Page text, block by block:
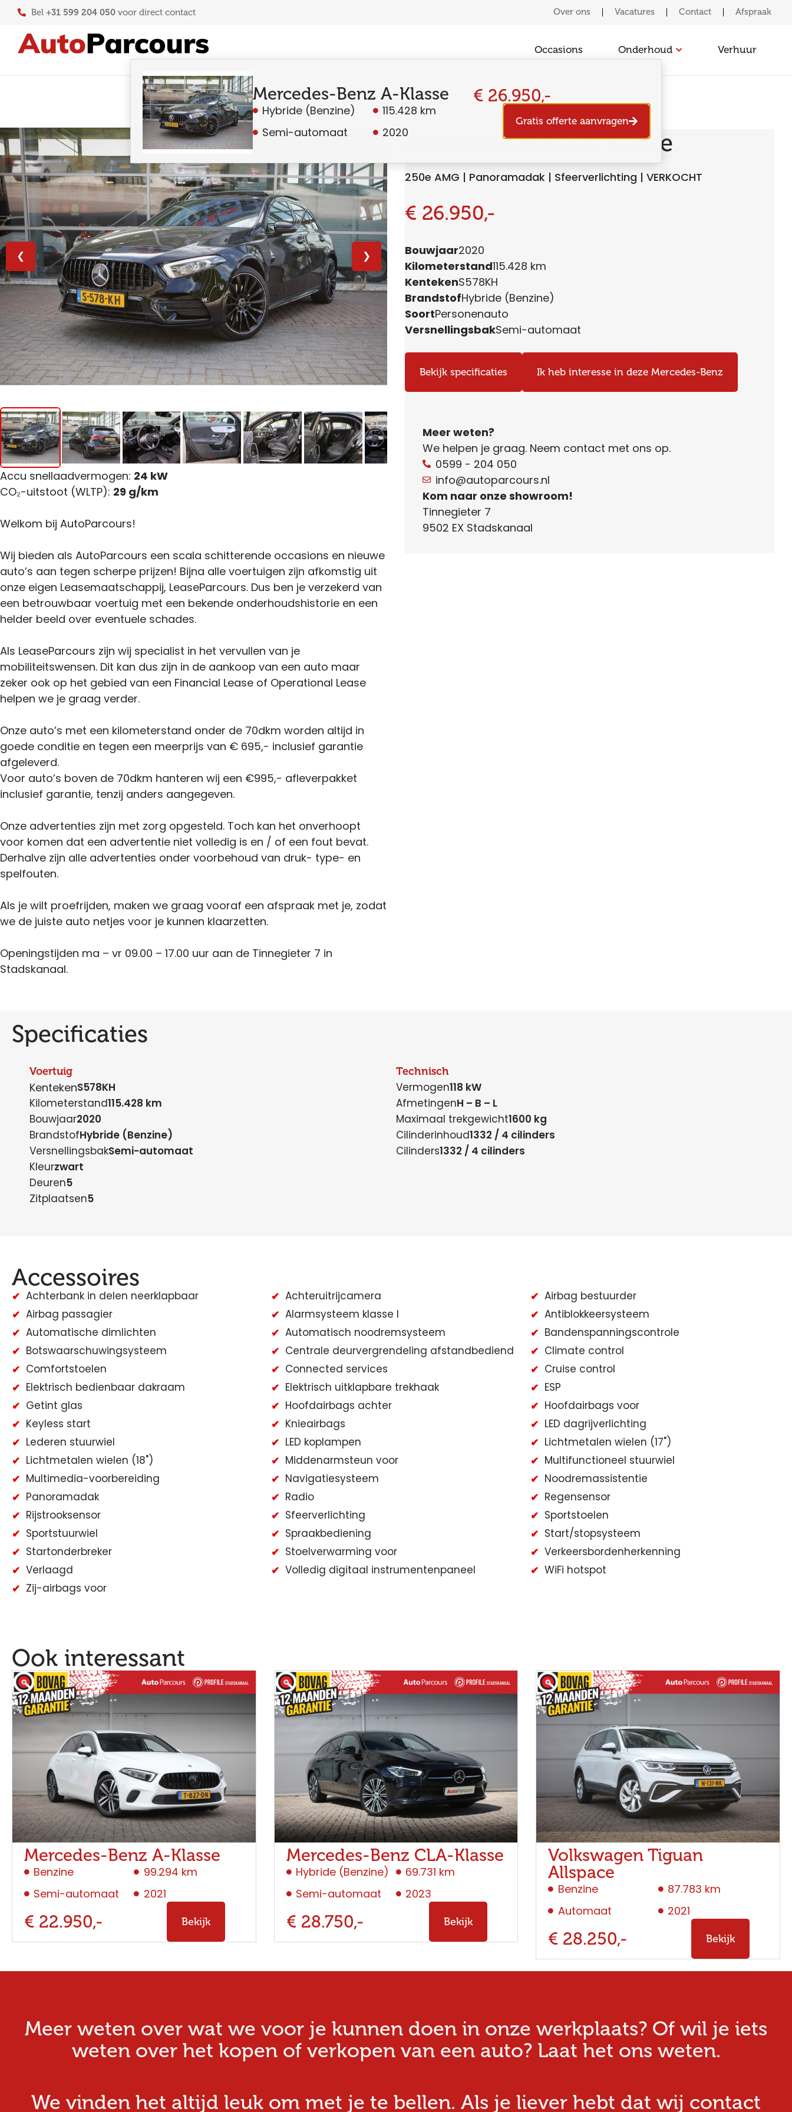
Bel +31 599 204 050voor direct contact Over ons Vacatures Contact Afspraak
Occasions Onderhoud Verhuur
❮ ❯
Accu snellaadvermogen: 24 kW
CO₂-uitstoot (WLTP): 29 g/km
Welkom bij AutoParcours!
Wij bieden als AutoParcours een scala schitterende occasions en nieuwe
auto’s aan tegen scherpe prijzen! Bijna alle voertuigen zijn afkomstig uit
onze eigen Leasemaatschappij, LeaseParcours. Dus ben je verzekerd van
een betrouwbaar voertuig met een bekende onderhoudshistorie en een
helder beeld over eventuele schades.
Als LeaseParcours zijn wij specialist in het vervullen van je
mobiliteitswensen. Dit kan dus zijn in de aankoop van een auto maar
zeker ook op het gebied van een Financial Lease of Operational Lease
helpen we je graag verder.
Onze auto’s met een kilometerstand onder de 70dkm worden altijd in
goede conditie en tegen een meerprijs van € 695,- inclusief garantie
afgeleverd.
Voor auto’s boven de 70dkm hanteren wij een €995,- afleverpakket
inclusief garantie, tenzij anders aangegeven.
Onze advertenties zijn met zorg opgesteld. Toch kan het onverhoopt
voor komen dat een advertentie niet volledig is en / of een fout bevat.
Derhalve zijn alle advertenties onder voorbehoud van druk- type- en
spelfouten.
Als je wilt proefrijden, maken we graag vooraf een afspraak met je, zodat
we de juiste auto netjes voor je kunnen klaarzetten.
Openingstijden ma – vr 09.00 – 17.00 uur aan de Tinnegieter 7 in
Stadskanaal.
Mercedes-Benz A-Klasse
250e AMG | Panoramadak | Sfeerverlichting | VERKOCHT
€ 26.950,-
Bouwjaar2020
Kilometerstand115.428 km
KentekenS578KH
BrandstofHybride (Benzine)
SoortPersonenauto
VersnellingsbakSemi-automaat
Bekijk specificaties Ik heb interesse in deze Mercedes-Benz
Meer weten?
We helpen je graag. Neem contact met ons op.
0599 - 204 050
info@autoparcours.nl
Kom naar onze showroom!
Tinnegieter 7
9502 EX Stadskanaal
Specificaties
Voertuig
KentekenS578KH
Kilometerstand115.428 km
Bouwjaar2020
BrandstofHybride (Benzine)
VersnellingsbakSemi-automaat
Kleurzwart
Deuren5
Zitplaatsen5
Technisch
Vermogen118 kW
AfmetingenH – B – L
Maximaal trekgewicht1600 kg
Cilinderinhoud1332 / 4 cilinders
Cilinders1332 / 4 cilinders
Accessoires
Achterbank in delen neerklapbaar Achteruitrijcamera
Airbag bestuurder
Airbag passagier
Alarmsysteem klasse I
Antiblokkeersysteem
Automatische dimlichten
Automatisch noodremsysteem
Bandenspanningscontrole
Botswaarschuwingsysteem
Centrale deurvergrendeling afstandbediend
Climate control
Comfortstoelen
Connected services
Cruise control
Elektrisch bedienbaar dakraam
Elektrisch uitklapbare trekhaak
ESP
Getint glas
Hoofdairbags achter
Hoofdairbags voor
Keyless start
Knieairbags
LED dagrijverlichting
Lederen stuurwiel
LED koplampen
Lichtmetalen wielen (17")
Lichtmetalen wielen (18")
Middenarmsteun voor
Multifunctioneel stuurwiel
Multimedia-voorbereiding
Navigatiesysteem
Noodremassistentie
Panoramadak
Radio
Regensensor
Rijstrooksensor
Sfeerverlichting
Sportstoelen
Sportstuurwiel
Spraakbediening
Start/stopsysteem
Startonderbreker
Stoelverwarming voor
Verkeersbordenherkenning
Verlaagd
Volledig digitaal instrumentenpaneel
WiFi hotspot
Zij-airbags voor
Ook interessant
Mercedes-Benz A-Klasse
Benzine
Semi-automaat
99.294 km
2021
€ 22.950,- Bekijk
Mercedes-Benz CLA-Klasse
Hybride (Benzine)
Semi-automaat
69.731 km
2023
€ 28.750,- Bekijk
Volkswagen Tiguan
Allspace
Benzine
Automaat
87.783 km
2021
€ 28.250,- Bekijk
Meer weten over wat we voor je kunnen doen in onze werkplaats? Of wil je iets
weten over het kopen of verkopen van een auto? Laat het ons weten.
We vinden het altijd leuk om met je te bellen. Als je liever hebt dat wij contact
Mercedes-Benz A-Klasse
Hybride (Benzine)
Semi-automaat
115.428 km
2020
€ 26.950,-
Gratis offerte aanvragen